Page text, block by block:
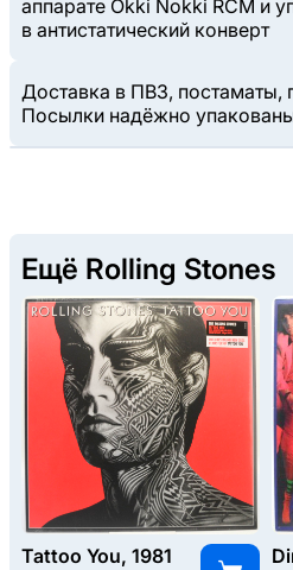
аппарате Okki Nokki RCM и
в антистатический конверт
Доставка в ПВЗ, постаматы,
Посылки надёжно
Ещё Rolling Stones
Tattoo You, 1981